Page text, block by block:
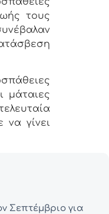
τους
μάταιες
να γίνει
Σεπτέμβριο για